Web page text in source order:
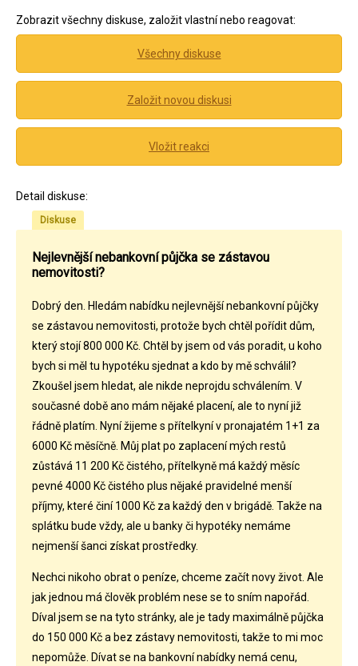
Zobrazit všechny diskuse, založit vlastní nebo reagovat:
Všechny diskuse
Založit novou diskusi
Vložit reakci
Detail diskuse:
Diskuse
Nejlevnější nebankovní půjčka se zástavou
nemovitosti?
Dobrý den. Hledám nabídku nejlevnější nebankovní půjčky
se zástavou nemovitosti, protože bych chtěl pořídit dům,
který stojí 800 000 Kč. Chtěl by jsem od vás poradit, u koho
bych si měl tu hypotéku sjednat a kdo by mě schválil?
Zkoušel jsem hledat, ale nikde neprojdu schválením. V
současné době ano mám nějaké placení, ale to nyní již
řádně platím. Nyní žijeme s přítelkyní v pronajatém 1+1 za
6000 Kč měsíčně. Můj plat po zaplacení mých restů
zůstává 11 200 Kč čistého, přítelkyně má každý měsíc
pevné 4000 Kč čistého plus nějaké pravidelné menší
příjmy, které činí 1000 Kč za každý den v brigádě. Takže na
splátku bude vždy, ale u banky či hypotéky nemáme
nejmenší šanci získat prostředky.
Nechci nikoho obrat o peníze, chceme začít novy život. Ale
jak jednou má člověk problém nese se to sním napořád.
Díval jsem se na tyto stránky, ale je tady maximálně půjčka
do 150 000 Kč a bez zástavy nemovitosti, takže to mi moc
nepomůže. Dívat se na bankovní nabídky nemá cenu,